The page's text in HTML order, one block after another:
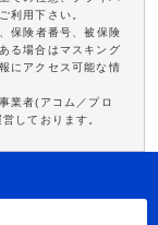
利用下さい。
保険者番号、被保険
る場合はマスキング
にアクセス可能な情
業者(アコム／プロ
しております。